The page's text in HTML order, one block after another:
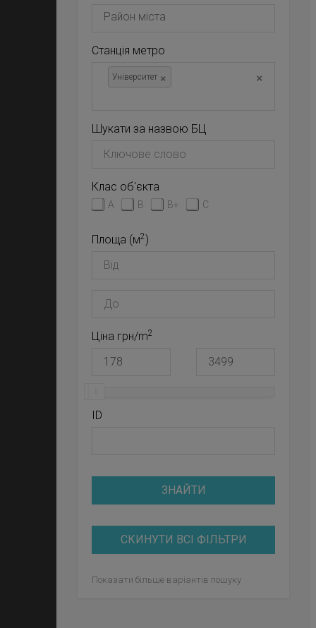
Станція метро
×
×
Університет
Шукати за назвою БЦ
Клас об'єкта
A B B+ C
Площа (м2)
Ціна грн/m2
ID
ЗНАЙТИ
СКИНУТИ ВСІ ФІЛЬТРИ
Показати більше варіантів пошуку